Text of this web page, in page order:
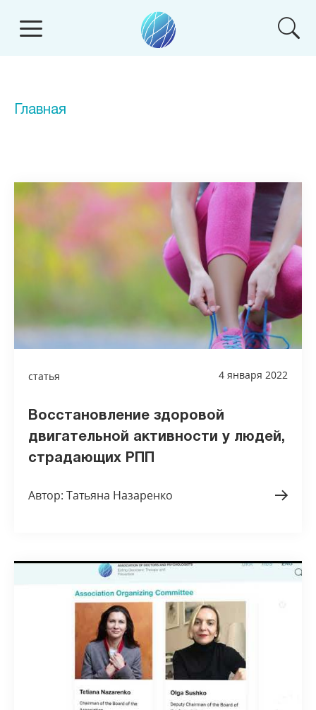
Главная
статья 4 января 2022
Восстановление здоровой
двигательной активности у людей,
страдающих РПП
Автор: Татьяна Назаренко